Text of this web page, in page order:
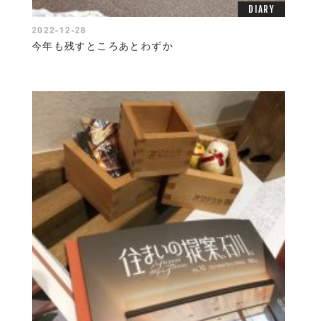
DIARY
2022-12-28
今年も残すところあとわずか